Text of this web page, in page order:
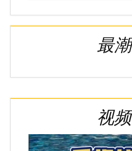
最潮
视频